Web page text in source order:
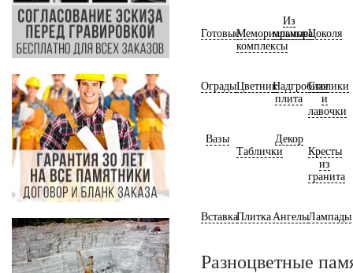
ГотовыеМемориальные
комплексы
Из
мрамораЦоколя
ОградыЦветникНадгробная
плита
Столики
и
лавочки
Вазы
Таблички
Декор
Кресты
из
гранита
ВставкаПлитка АнгелыЛампады
Разноцветные